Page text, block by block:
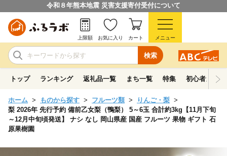
令和８年熊本地震 災害支援寄付受付について
検索
上限額 お気に入り カート メニュー
トップ ランキング 返礼品一覧 まち一覧 特集 初心者ガイド
ホーム ものから探す フルーツ類
りんご・梨
梨 2026年 先行予約 備前乙女梨（鴨梨） 5～6玉 合計約3kg【11月下旬
～12月中旬頃発送】 ナシ なし 岡山県産 国産 フルーツ 果物 ギフト 石
原果樹園